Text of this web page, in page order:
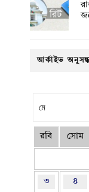
আর্কাইভ
রবি সোম
৩ ৪